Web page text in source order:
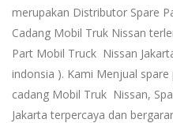
merupakan Distributor Spare
Cadang Mobil Truk Nissan
Part Mobil Truck Nissan
indonsia ). Kami Menjual
cadang Mobil Truk Nissan,
Jakarta terpercaya dan